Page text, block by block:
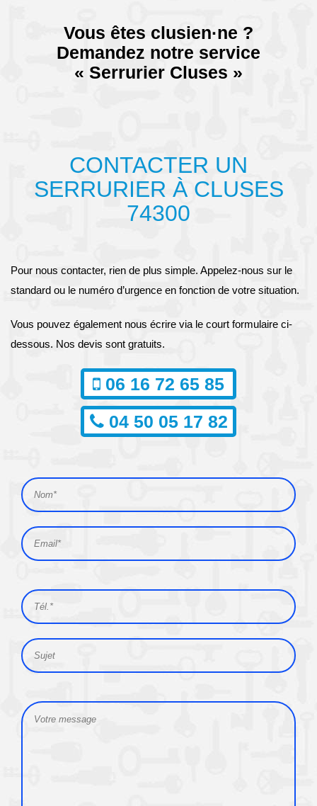
Vous êtes clusien·ne ?
Demandez notre service
« Serrurier Cluses »
CONTACTER UN
SERRURIER À CLUSES
74300
Pour nous contacter, rien de plus simple. Appelez-nous sur le
standard ou le numéro d’urgence en fonction de votre situation.
Vous pouvez également nous écrire via le court formulaire ci-
dessous. Nos devis sont gratuits.
06 16 72 65 85
04 50 05 17 82